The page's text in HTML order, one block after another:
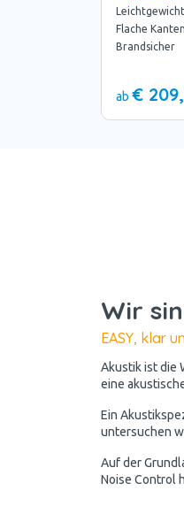
Flache Kanten
Brandsicher
ab €
Wir
EASY, klar
Akustik ist die
eine
Ein
untersuchen
Auf der
Noise Control